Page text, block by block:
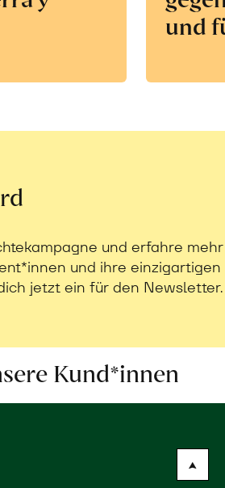
und
und erfahre mehr
und ihre einzigartigen
jetzt ein für den Newsletter.
Kund*innen